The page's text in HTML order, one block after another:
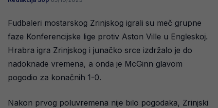
Fudbaleri mostarskog Zrinjskog igrali su meč grupne
faze Konferencijske lige protiv Aston Ville u Engleskoj.
Hrabra igra Zrinjskog i junačko srce izdržalo je do
nadoknade vremena, a onda je McGinn glavom
pogodio za konačnih 1-0.
Nakon prvog poluvremena nije bilo pogodaka, Zrinjski